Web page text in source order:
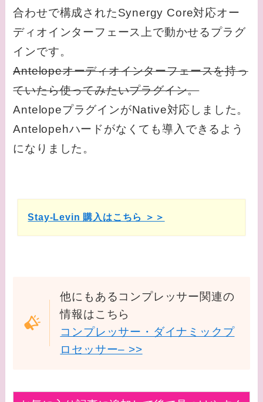
合わせで構成されたSynergy Core対応オー
ディオインターフェース上で動かせるプラグ
インです。
Antelopeオーディオインターフェースを持っ
ていたら使ってみたいプラグイン。
AntelopeプラグインがNative対応しました。
Antelopehハードがなくても導入できるよう
になりました。
Stay-Levin 購入はこちら ＞＞
他にもあるコンプレッサー関連の
情報はこちら
コンプレッサー・ダイナミックプ
ロセッサー– >>